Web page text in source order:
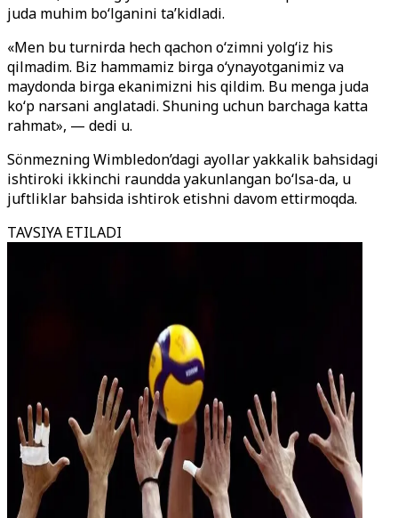
juda muhim bo‘lganini ta’kidladi.
«Men bu turnirda hech qachon o‘zimni yolg‘iz his
qilmadim. Biz hammamiz birga o‘ynayotganimiz va
maydonda birga ekanimizni his qildim. Bu menga juda
ko‘p narsani anglatadi. Shuning uchun barchaga katta
rahmat», — dedi u.
Sönmezning Wimbledon’dagi ayollar yakkalik bahsidagi
ishtiroki ikkinchi raundda yakunlangan bo‘lsa-da, u
juftliklar bahsida ishtirok etishni davom ettirmoqda.
TAVSIYA ETILADI